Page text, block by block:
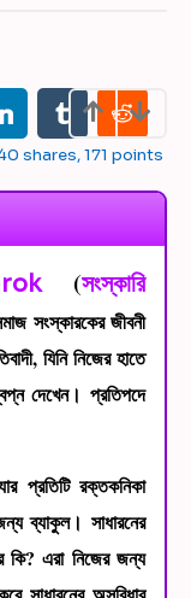
shares,171 points
(সংস্কারি
সংস্কারকের জীবনী
যিনি নিজের হাতে
দেখেন। প্রতিপদে
প্রতিটি রক্তকনিকা
ব্যাকুল। সাধারনের
কি? এরা নিজের জন্য